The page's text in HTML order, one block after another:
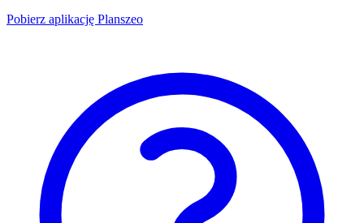
Pobierz aplikację Planszeo